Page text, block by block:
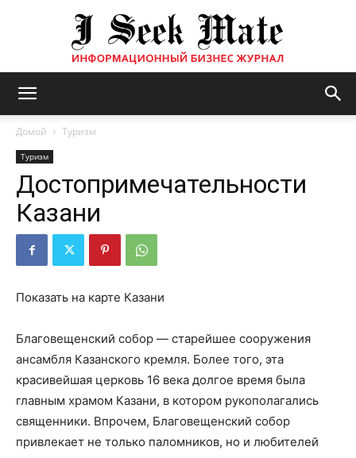
журнал
Домой Туризм
Туризм
Достопримечательности
Казани
Показать на карте Казани
Благовещенский собор — старейшее сооружения
ансамбля Казанского кремля. Более того, эта
красивейшая церковь 16 века долгое время была
главным храмом Казани, в котором рукополагались
священники. Впрочем, Благовещенский собор
привлекает не только паломников, но и любителей